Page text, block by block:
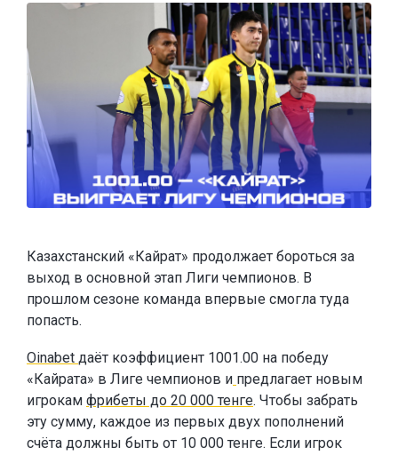
Казахстанский «Кайрат» продолжает бороться за
выход в основной этап Лиги чемпионов. В
прошлом сезоне команда впервые смогла туда
попасть.
Oinabet даёт коэффициент 1001.00 на победу
«Кайрата» в Лиге чемпионов и предлагает новым
игрокам фрибеты до 20 000 тенге. Чтобы забрать
эту сумму, каждое из первых двух пополнений
счёта должны быть от 10 000 тенге. Если игрок